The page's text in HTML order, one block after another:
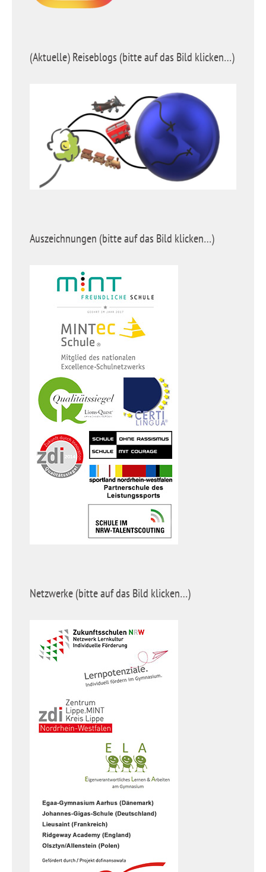
(Aktuelle) Reiseblogs (bitte auf das Bild klicken…)
Auszeichnungen (bitte auf das Bild klicken…)
Netzwerke (bitte auf das Bild klicken…)